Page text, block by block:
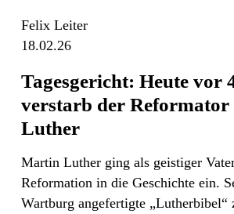
Felix Leiter
18.02.26
Tagesgericht: Heute vor
verstarb der
Luther
Martin Luther ging als geistiger
Reformation in die Geschichte ein.
Wartburg angefertigte „Lutherbibel“